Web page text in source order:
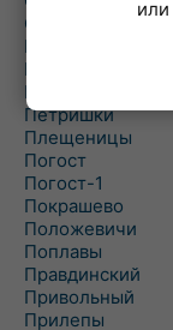
Острошицкий
Пасека
Пастовичи
Першаи
Петришки
Плещеницы
Погост
Погост-1
Покрашево
Положевичи
Поплавы
Правдинский
Привольный
Прилепы
или